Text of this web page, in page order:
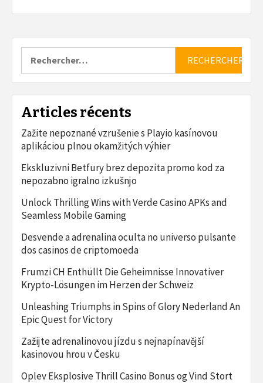
Articles récents
Zažite nepoznané vzrušenie s Playio kasínovou
aplikáciou plnou okamžitých výhier
Ekskluzivni Betfury brez depozita promo kod za
nepozabno igralno izkušnjo
Unlock Thrilling Wins with Verde Casino APKs and
Seamless Mobile Gaming
Desvende a adrenalina oculta no universo pulsante
dos casinos de criptomoeda
Frumzi CH Enthüllt Die Geheimnisse Innovativer
Krypto-Lösungen im Herzen der Schweiz
Unleashing Triumphs in Spins of Glory Nederland An
Epic Quest for Victory
Zažijte adrenalinovou jízdu s nejnapínavější
kasinovou hrou v Česku
Oplev Eksplosive Thrill Casino Bonus og Vind Stort